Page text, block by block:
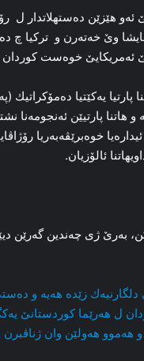
ئەو هێزێن ده‌ستهلاتدار ل
وێ خەتەرن و تركیا چ
ئەمریكایێ خوەست كوردان
پارتیا یەكێتیا دەمۆكراتیك
پارتیێن ئەنجومەنا
خوه‌برێڤه‌به‌ریا
ئالۆزیان.
به‌رێ ژی چه‌ندین گه‌رێن
زێدە ھەیە و
ل ھەرێما كوردستانێ
ھەولێن وان ژناڤبرن